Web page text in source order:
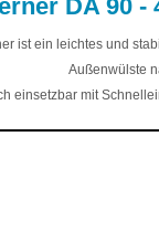
DA 90 -
ist ein leichtes und
Außenwülste
einsetzbar mit